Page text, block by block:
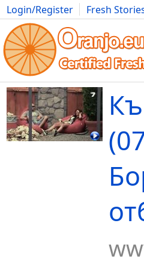
Login/Register Fresh
Movies Anime Music Art